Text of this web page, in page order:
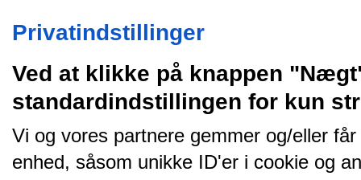
Privatindstillinger
Ved at klikke på knappen
standardindstillingen for kun
Vi og vores partnere gemmer og/eller
enhed, såsom unikke ID'er i cookie og